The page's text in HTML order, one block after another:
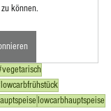
können.
lowcarbhauptspeise